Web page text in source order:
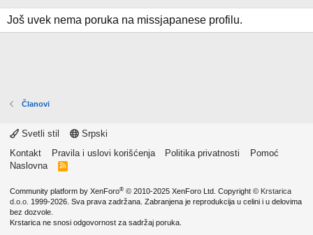
Još uvek nema poruka na missjapanese profilu.
Članovi
Svetli stil
Srpski
Kontakt
Pravila i uslovi korišćenja Politika privatnosti
Pomoć
Naslovna
R
Community platform by XenForo® © 2010-2025 XenForo Ltd. Copyright © Krstarica
d.o.o. 1999-2026. Sva prava zadržana. Zabranjena je reprodukcija u celini i u delovima
bez dozvole.
Krstarica ne snosi odgovornost za sadržaj poruka.